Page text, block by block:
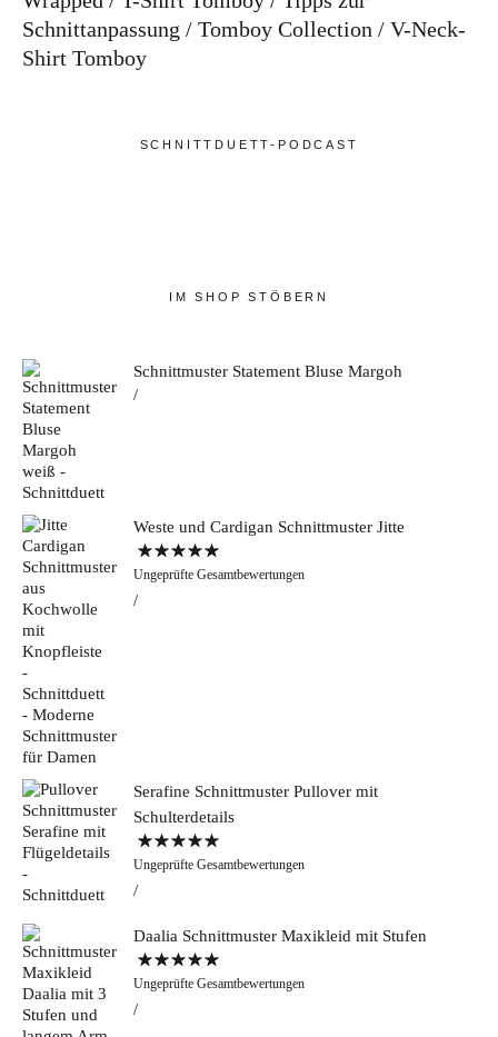
Schnittanpassung
Tomboy Collection
V-Neck-
Shirt Tomboy
SCHNITTDUETT-PODCAST
IM SHOP STÖBERN
Schnittmuster Statement Bluse Margoh
Weste und Cardigan Schnittmuster Jitte
Bewertet mit
5.00von 5
Ungeprüfte Gesamtbewertungen
Serafine Schnittmuster Pullover mit
Schulterdetails
Bewertet mit
5.00von 5
Ungeprüfte Gesamtbewertungen
Daalia Schnittmuster Maxikleid mit Stufen
Bewertet mit
5.00von 5
Ungeprüfte Gesamtbewertungen